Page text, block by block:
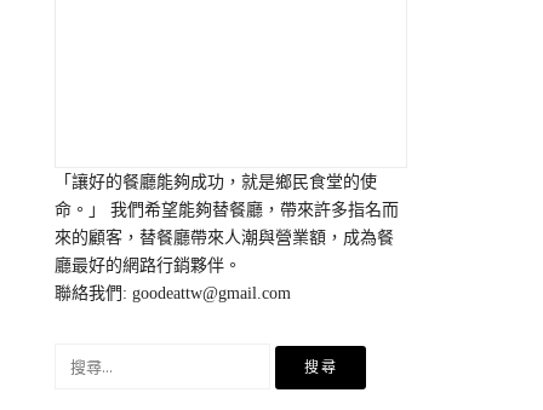
「讓好的餐廳能夠成功，就是鄉民食堂的使
命。」 我們希望能夠替餐廳，帶來許多指名而
來的顧客，替餐廳帶來人潮與營業額，成為餐
廳最好的網路行銷夥伴。
聯絡我們:goodeattw@gmail.com